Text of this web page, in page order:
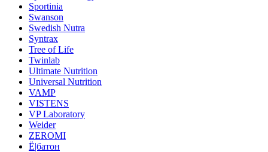
Sportinia
Swanson
Swedish Nutra
Syntrax
Tree of Life
Twinlab
Ultimate Nutrition
Universal Nutrition
VAMP
VISTENS
VP Laboratory
Weider
ZEROMI
Ё|батон